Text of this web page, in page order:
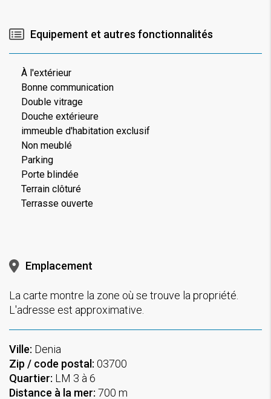
Equipement et autres fonctionnalités
À l'extérieur
Bonne communication
Double vitrage
Douche extérieure
immeuble d'habitation exclusif
Non meublé
Parking
Porte blindée
Terrain clôturé
Terrasse ouverte
Emplacement
La carte montre la zone où se trouve la propriété.
L'adresse est approximative.
Ville: Denia
Zip / code postal: 03700
Quartier: LM 3 à 6
Distance à la mer: 700 m